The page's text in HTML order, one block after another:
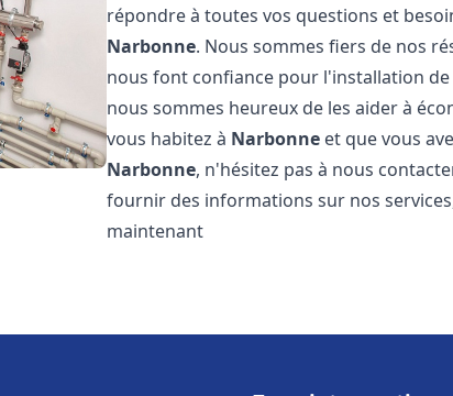
répondre à toutes vos questions et
Narbonne. Nous sommes fiers de nos
nous font confiance pour l'installation
nous sommes heureux de les aider à
vous habitez à Narbonne et que vous
Narbonne, n'hésitez pas à nous
fournir des informations sur nos
maintenant